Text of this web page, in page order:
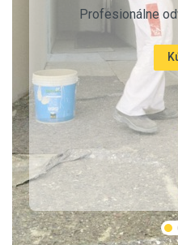
odvlhčovače
Kúpiť